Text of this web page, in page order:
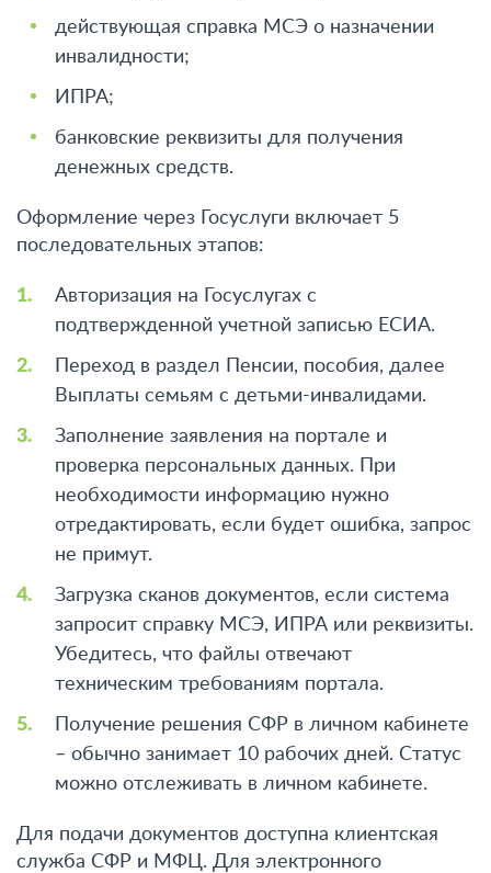
действующая справка МСЭ о назначении
инвалидности;
ИПРА;
банковские реквизиты для получения
денежных средств.
Оформление через Госуслуги включает 5
последовательных этапов:
Авторизация на Госуслугах с
подтвержденной учетной записью ЕСИА.
Переход в раздел Пенсии, пособия, далее
Выплаты семьям с детьми-инвалидами.
Заполнение заявления на портале и
проверка персональных данных. При
необходимости информацию нужно
отредактировать, если будет ошибка, запрос
не примут.
Загрузка сканов документов, если система
запросит справку МСЭ, ИПРА или реквизиты.
Убедитесь, что файлы отвечают
техническим требованиям портала.
Получение решения СФР в личном кабинете
– обычно занимает 10 рабочих дней. Статус
можно отслеживать в личном кабинете.
Для подачи документов доступна клиентская
служба СФР и МФЦ. Для электронного